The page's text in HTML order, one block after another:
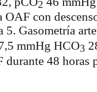
2
OAF con
5. Gasometría
mmHg HCO3
durante 48 horas